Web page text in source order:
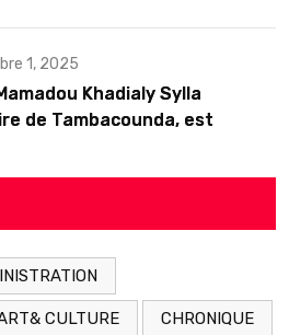
1, 2025
Khadialy Sylla
de Tambacounda, est
CULTURE CHRONIQUE